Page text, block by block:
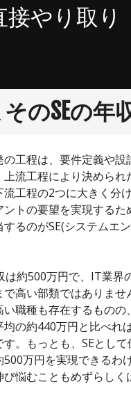
やり取り
のSEの年
の工程は、要件定義や設
上流工程により決められ
工程の2つに大きく分
ントの要望を実現するた
るのがSE(システムエ
は約500万円で、IT業界
で高い部類ではありませ
い職種も存在するものの
均の約440万円と比べれ
。もっとも、SEとして
500万円を実現できるわ
び悩むこともめずらしく